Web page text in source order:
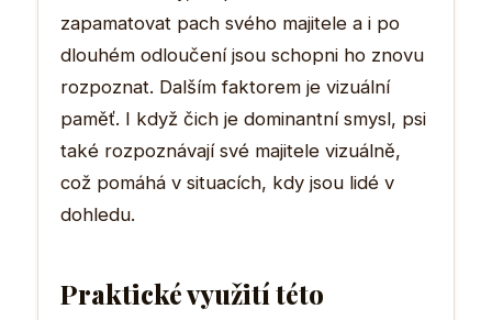
zapamatovat pach svého majitele a i po
dlouhém odloučení jsou schopni ho znovu
rozpoznat. Dalším faktorem je vizuální
paměť. I když čich je dominantní smysl, psi
také rozpoznávají své majitele vizuálně,
což pomáhá v situacích, kdy jsou lidé v
dohledu.
Praktické využití této